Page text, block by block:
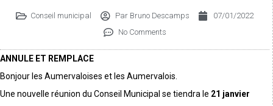
Conseil municipal Par Bruno Descamps
07/01/2022
No Comments
ANNULE ET REMPLACE
Bonjour les Aumervaloises et les Aumervalois.
Une nouvelle réunion du Conseil Municipal se tiendra le 21 janvier